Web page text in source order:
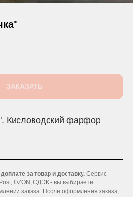
ЗАКАЗАТЬ
Кисловодский фарфор
за товар и доставку. Сервис
OZON, СДЭК - вы выбираете
заказа. После оформления заказа,